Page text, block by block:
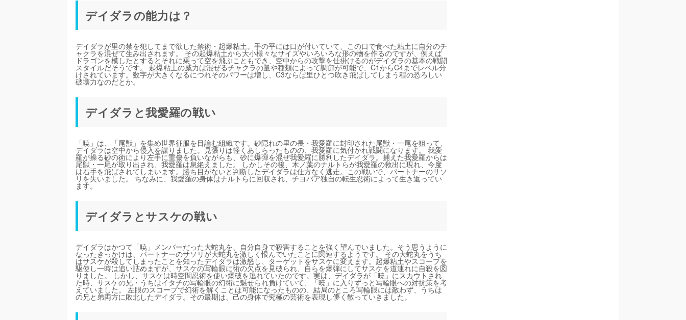
デイダラの能力は？
デイダラが里の禁を犯してまで欲した禁術・起爆粘土。手の平には口が付いていて、この口で食べた粘土に自分のチ
ャクラを混ぜて生み出されます。 その起爆粘土から大小様々なサイズやいろいろな形の物を作るのですが、例えば
ドラゴンを模したとするとそれに乗って空を飛ぶこともでき、空中からの攻撃を仕掛けるのがデイダラの基本の戦闘
スタイルだそうです。 起爆粘土の威力は混ぜるチャクラの量や種類によって調節が可能で、C1からC4までレベル分
けされています。数字が大きくなるにつれそのパワーは増し、C3ならば里ひとつ吹き飛ばしてしまう程の恐ろしい
破壊力なのだとか。
デイダラと我愛羅の戦い
「暁」は、「尾獣」を集め世界征服を目論む組織です。砂隠れの里の長・我愛羅に封印された尾獣・一尾を狙って、
デイダラは空中から侵入を謀りました。見張りは軽くあしらったものの、我愛羅に気付かれ戦闘になります。 我愛
羅が操る砂の術により左手に重傷を負いながらも、砂に爆弾を混ぜ我愛羅に勝利したデイダラ。捕えた我愛羅からは
尾獣・一尾が取り出され、我愛羅は息絶えました。 しかしその後、木ノ葉のナルトらが我愛羅の救出に現れ、今度
は右手を飛ばされてしまいます。勝ち目がないと判断したデイダラは仕方なく逃走。この戦いで、パートナーのサソ
リを失いました。 ちなみに、我愛羅の身体はナルトらに回収され、チヨバア独自の転生忍術によって生き返ってい
ます。
デイダラとサスケの戦い
デイダラはかつて「暁」メンバーだった大蛇丸を、自分自身で殺害することを強く望んでいました。そう思うように
なったきっかけは、パートナーのサソリが大蛇丸を激しく恨んでいたことに関連するようです。 その大蛇丸をうち
はサスケが殺してしまったことを知ったデイダラは激怒し、ターゲットをサスケに変えます。起爆粘土やスコープを
駆使し一時は追い詰めますが、サスケの写輪眼に術の欠点を見破られ、自らを爆弾にしてサスケを道連れに自殺を図
りました。 しかし、サスケは時空間忍術を使い爆破を逃れていたのです。実は、デイダラが「暁」にスカウトされ
た時、サスケの兄・うちはイタチの写輪眼の幻術に魅せられ負けていて、「暁」に入りずっと写輪眼への対抗策を考
えていました。 左眼のスコープで幻術を解くことは可能になったものの、結局のところ写輪眼には敵わず、うちは
の兄と弟両方に敗北したデイダラ。その最期は、己の身体で究極の芸術を表現し儚く散っていきました。